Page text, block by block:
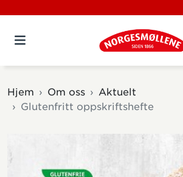
Hjem Om oss
Aktuelt
Glutenfritt oppskriftshefte